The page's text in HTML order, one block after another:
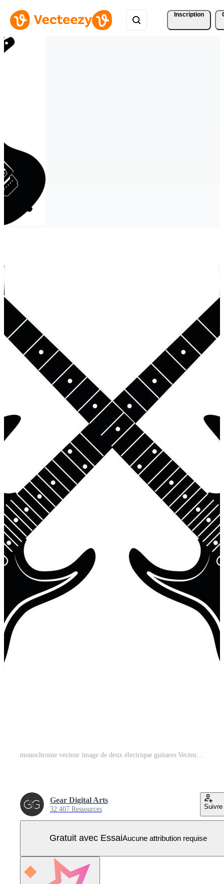
Inscription
Gear Digital Arts
32 407 Ressources Suivre
Gratuit avec EssaiAucune attribution requise